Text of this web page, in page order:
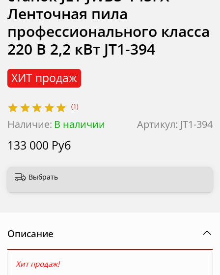
(1)
Артикул: JT1-394
Наличие: В наличии
ХИТ продаж
Ленточная пила
профессионального класса
220 В 2,2 кВт JT1-394
133 000 Руб
Выбрать
Описание
Хит продаж!